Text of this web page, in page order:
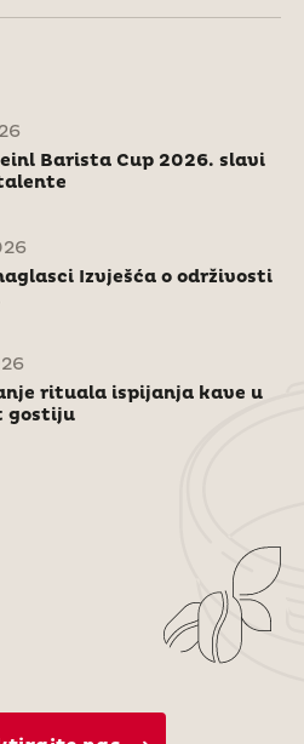
Barista Cup 2026. slavi
Izvješća o održivosti
rituala ispijanja kave u
gostiju